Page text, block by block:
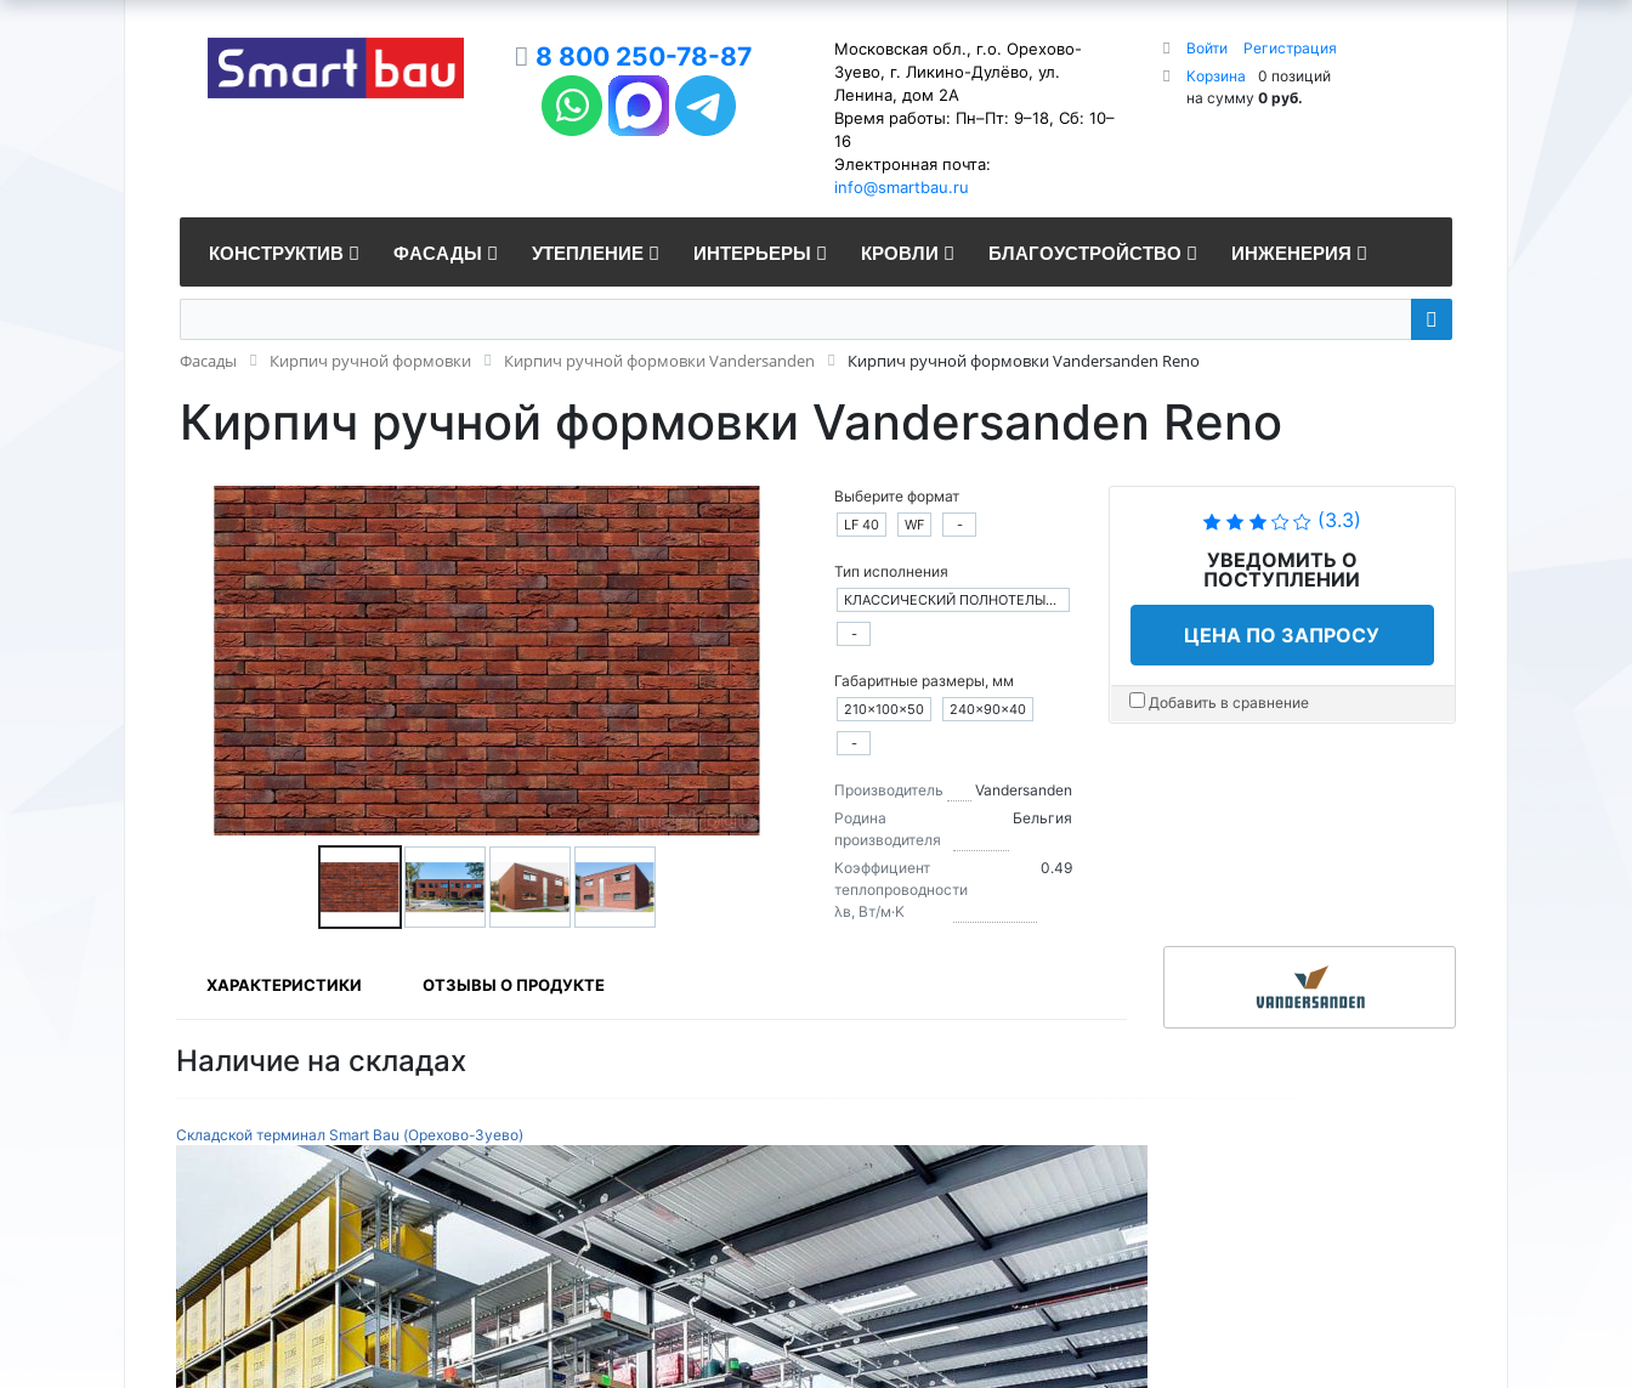
8 800 250-78-87
Московская обл., г.о. Орехово-
Зуево, г. Ликино-Дулёво, ул.
Ленина, дом 2А
Время работы: Пн–Пт: 9–18, Сб: 10–
16
Электронная почта:
info@smartbau.ru
Войти
Регистрация
Корзина
0 позиций
на сумму 0 руб.
КОНСТРУКТИВ ФАСАДЫ УТЕПЛЕНИЕ ИНТЕРЬЕРЫ КРОВЛИ БЛАГОУСТРОЙСТВО ИНЖЕНЕРИЯ
Фасады Кирпич ручной формовки Кирпич ручной формовки Vandersanden Кирпич ручной формовки Vandersanden Reno
Кирпич ручной формовки Vandersanden Reno
Выберите формат
LF 40 WF -
Тип исполнения
КЛАССИЧЕСКИЙ ПОЛНОТЕЛЫЙ КИРПИЧ
-
Габаритные размеры, мм
210×100×50
240×90×40
-
Производитель
Vandersanden
Родина
производителя
Бельгия
Коэффициент
теплопроводности
λв, Вт/м·K
0.49
(3.3)
УВЕДОМИТЬ О
ПОСТУПЛЕНИИ
ЦЕНА ПО ЗАПРОСУ
Добавить в сравнение
ХАРАКТЕРИСТИКИ ОТЗЫВЫ О ПРОДУКТЕ
Наличие на складах
Складской терминал Smart Bau (Орехово-Зуево)